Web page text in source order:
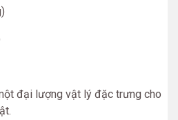
đại lượng vật lý đặc trưng cho